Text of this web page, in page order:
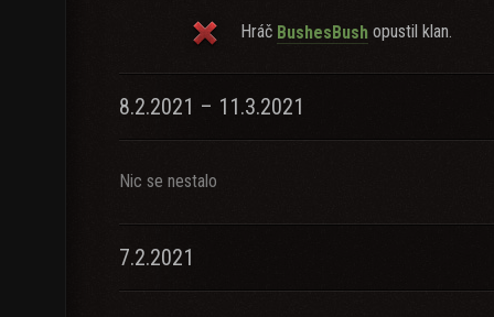
Hráč BushesBush opustil klan.
8.2.2021 – 11.3.2021
Nic se nestalo
7.2.2021